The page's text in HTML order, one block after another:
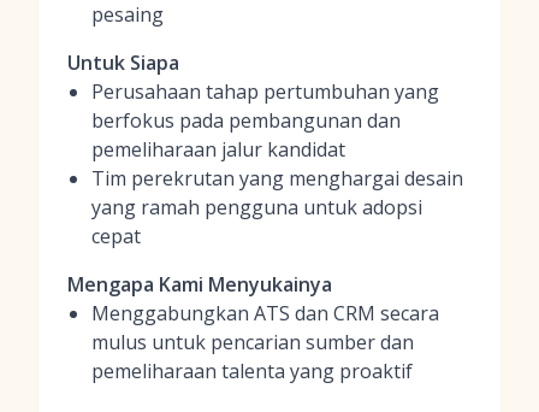
pesaing
Untuk Siapa
Perusahaan tahap pertumbuhan yang
berfokus pada pembangunan dan
pemeliharaan jalur kandidat
Tim perekrutan yang menghargai desain
yang ramah pengguna untuk adopsi
cepat
Mengapa Kami Menyukainya
Menggabungkan ATS dan CRM secara
mulus untuk pencarian sumber dan
pemeliharaan talenta yang proaktif